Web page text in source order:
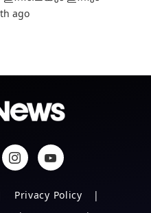
ago
Privacy Policy